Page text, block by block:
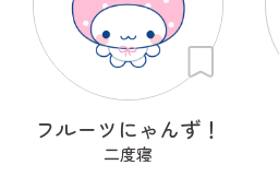
フルーツにゃんず！
二度寝